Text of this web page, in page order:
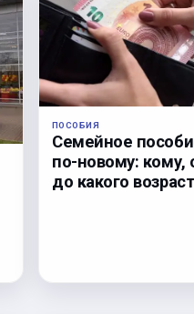
ПОСОБИЯ
Семейное
по-новому: кому,
до какого